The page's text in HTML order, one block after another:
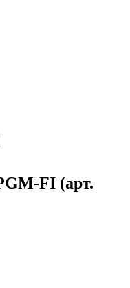
FI (арт.